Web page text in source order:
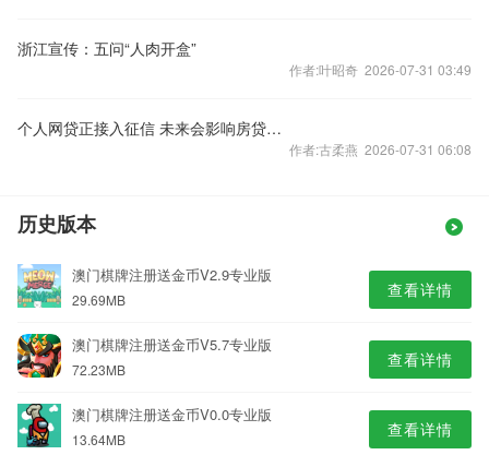
浙江宣传：五问“人肉开盒”
作者:叶昭奇 2026-07-31 03:49
个人网贷正接入征信 未来会影响房贷么？
作者:古柔燕 2026-07-31 06:08
历史版本
澳门棋牌注册送金币V2.9专业版
29.69MB 查看详情
澳门棋牌注册送金币V5.7专业版
72.23MB 查看详情
澳门棋牌注册送金币V0.0专业版
13.64MB 查看详情